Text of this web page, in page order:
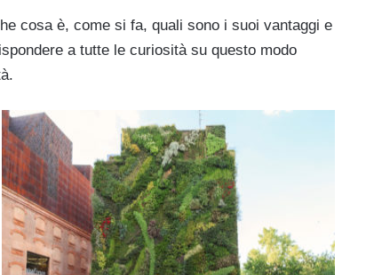
cosa è, come si fa, quali sono i suoi vantaggi e
a tutte le curiosità su questo modo